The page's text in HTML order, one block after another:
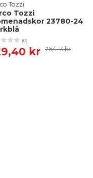
Tozzi
Tozzi
23780-24
(0)
kr 764,13 kr